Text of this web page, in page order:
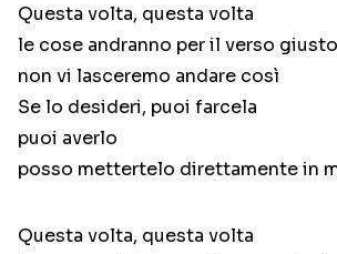
Questa volta, questa volta
le cose andranno per il verso giusto
non vi lasceremo andare così
Se lo desideri, puoi farcela
puoi averlo
posso mettertelo direttamente in
Questa volta, questa volta